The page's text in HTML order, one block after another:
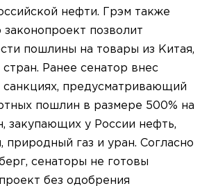
нефти. Грэм также
законопроект позволит
пошлины на товары из Китая,
Ранее сенатор внес
санкциях, предусматривающий
пошлин в размере 500% на
закупающих у России нефть,
природный газ и уран. Согласно
сенаторы не готовы
без одобрения